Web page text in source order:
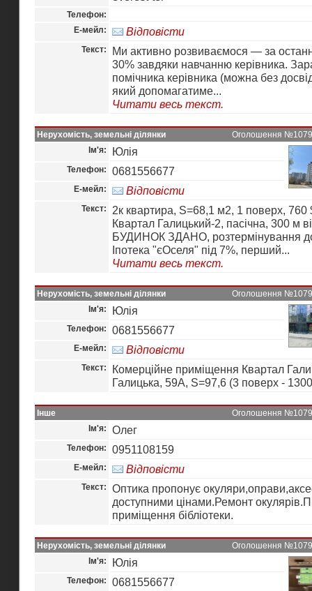
Телефон:
Е-мейл:
Відповісти
Текст:
Ми активно розвиваємося — за
30% завдяки навчанню керівника.
помічника керівника (можна без
який допомагатиме...
Читати весь текст.
Нерухомість, земельні ділянки
Оголошення
Ім'я:
Юлія
Телефон: 0681556677
Е-мейл: Відповісти
Текст:
2к квартира, S=68,1 м2, 1 поверх, 760
Квартал Галицький-2, пасічна, 300 м
БУДИНОК ЗДАНО, розтермінування
Іпотека "єОселя" під 7%, перший...
Читати весь текст.
Нерухомість, земельні ділянки
Оголошення
Ім'я:
Юлія
Телефон: 0681556677
Е-мейл: Відповісти
Текст:
Комерційне приміщення Квартал
Галицька, 59А, S=97,6 (3 поверх -
Інше
Оголошення
Ім'я:
Олег
Телефон: 0951108159
Е-мейл: Відповісти
Текст:
Оптика пропонує
доступними цінами.Ремонт
приміщення бібліотеки.
Нерухомість, земельні ділянки
Оголошення
Ім'я:
Юлія
Телефон: 0681556677